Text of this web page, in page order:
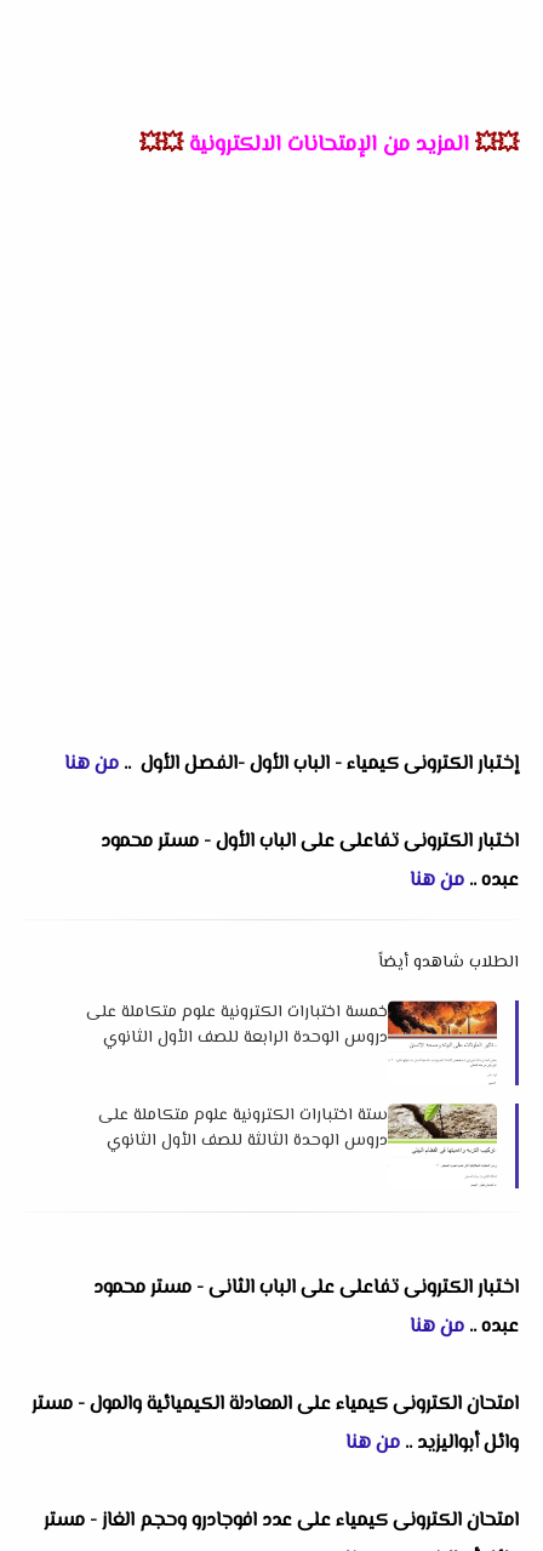
💥💥المزيد من الإمتحانات الالكترونية 💥💥
إختبار الكترونى كيمياء - الباب الأول -الفصل الأول .. من هنا
اختبار الكترونى تفاعلى على الباب الأول - مستر محمود
عبده.. من هنا
الطلاب شاهدو أيضاً
خمسة اختبارات الكترونية علوم متكاملة على
دروس الوحدة الرابعة للصف الأول الثانوي
ستة اختبارات الكترونية علوم متكاملة على
دروس الوحدة الثالثة للصف الأول الثانوي
اختبار الكترونى تفاعلى على الباب الثانى - مستر محمود
عبده.. من هنا
امتحان الكترونى كيمياء على المعادلة الكيميائية والمول - مستر
وائل أبواليزيد.. من هنا
امتحان الكترونى كيمياء على عدد افوجادرو وحجم الغاز - مستر